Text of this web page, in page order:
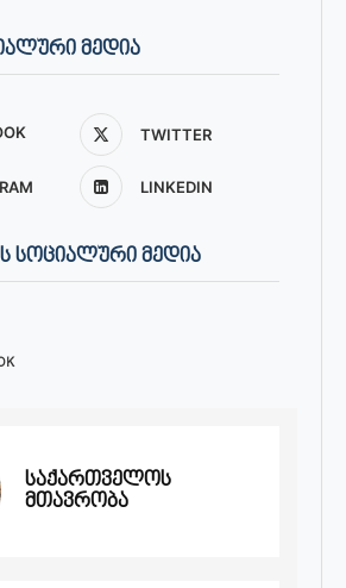
ᲛᲔᲓᲘᲐ
TWITTER
LINKEDIN
ᲡᲝᲪᲘᲐᲚᲣᲠᲘ ᲛᲔᲓᲘᲐ
საქართველოს
მთავრობა